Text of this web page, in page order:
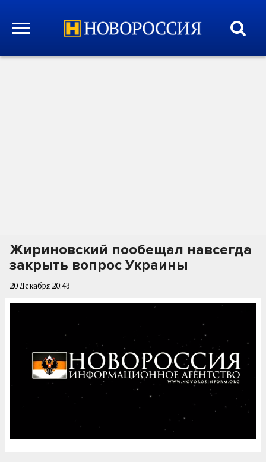
Жириновский пообещал навсегда
закрыть вопрос Украины
20 Декабря 20:43